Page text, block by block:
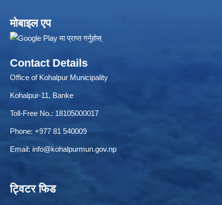
मोबाइल एप
Contact Details
Office of Kohalpur Municipality
Kohalpur-11, Banke
Toll-Free No.: 18105000017
Phone: +977 81 540009
Email: info@kohalpurmun.gov.np
ट्विटर फिड